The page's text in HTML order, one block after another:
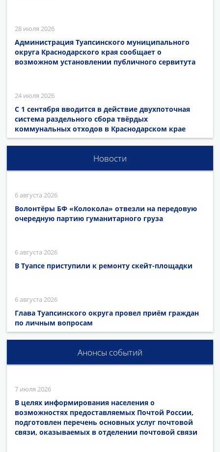
28 июля 2026
Администрация Туапсинского муниципального
округа Краснодарского края сообщает о
возможном установлении публичного сервитута
24 июля 2026
С 1 сентября вводится в действие двухпоточная
система раздельного сбора твёрдых
коммунальных отходов в Краснодарском крае
Новости
6 августа 2026
Волонтёры БФ «Колокола» отвезли на передовую
очередную партию гуманитарного груза
6 августа 2026
В Туапсе приступили к ремонту скейт-площадки
6 августа 2026
Глава Туапсинского округа провел приём граждан
по личным вопросам
Анонсы событий
7 июля 2026
В целях информирования населения о
возможностях предоставляемых Почтой России,
подготовлен перечень основных услуг почтовой
связи, оказываемых в отделении почтовой связи